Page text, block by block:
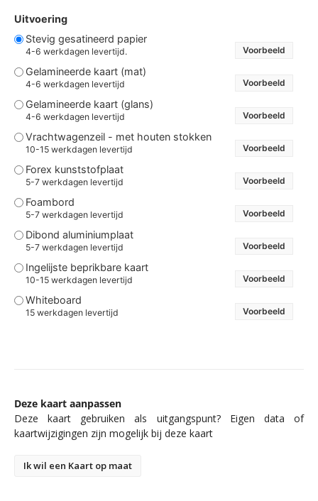
Uitvoering
Stevig gesatineerd papier
4-6 werkdagen levertijd. Voorbeeld
Gelamineerde kaart (mat)
4-6 werkdagen levertijd Voorbeeld
Gelamineerde kaart (glans)
4-6 werkdagen levertijd Voorbeeld
Vrachtwagenzeil - met houten stokken
10-15 werkdagen levertijd Voorbeeld
Forex kunststofplaat
5-7 werkdagen levertijd Voorbeeld
Foambord
5-7 werkdagen levertijd Voorbeeld
Dibond aluminiumplaat
5-7 werkdagen levertijd Voorbeeld
Ingelijste beprikbare kaart
10-15 werkdagen levertijd Voorbeeld
Whiteboard
15 werkdagen levertijd Voorbeeld
Deze kaart aanpassen
Deze kaart gebruiken als uitgangspunt? Eigen data of
kaartwijzigingen zijn mogelijk bij deze kaart
Ik wil een Kaart op maat